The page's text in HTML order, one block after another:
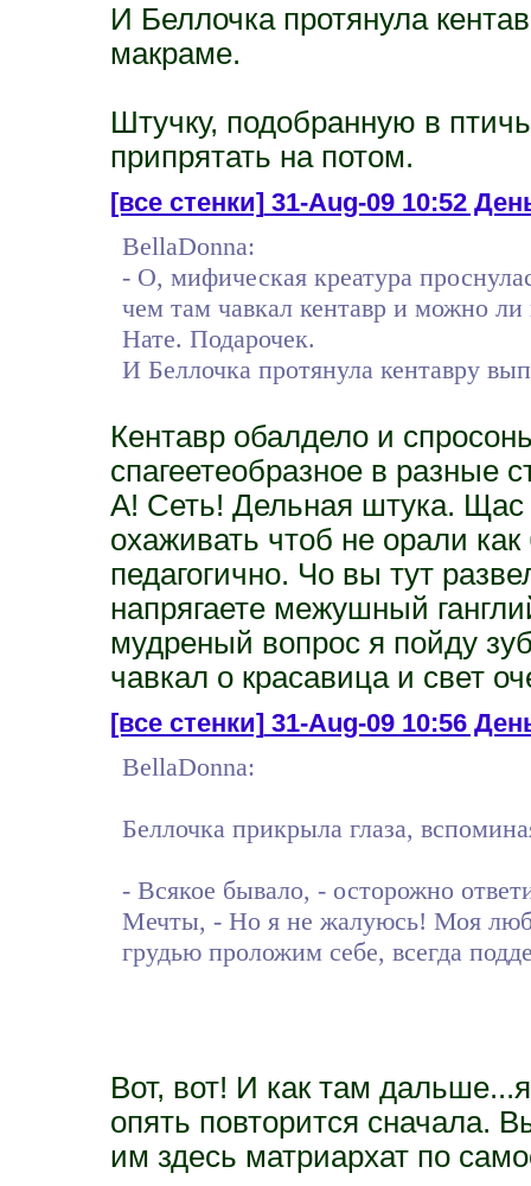
И Беллочка протянула
макраме.
Штучку, подобранную в
припрятать на потом.
[все стенки]31-Aug-09 10:52
BellaDonna:
- О, мифическая креатура
чем там чавкал кентавр и можно
Нате. Подарочек.
И Беллочка протянула кентавру
Кентавр обалдело и
спагеетеобразное в разные
А! Сеть! Дельная штука. Щас
охаживать чтоб не орали
педагогично. Чо вы тут
напрягаете межушный
мудреный вопрос я пойду
чавкал о красавица и свет
[все стенки]31-Aug-09 10:56
BellaDonna:
Беллочка прикрыла глаза,
- Всякое бывало, - осторожно
Мечты, - Но я не жалуюсь! Моя
грудью проложим себе, всегда
Вот, вот! И как там
опять повторится сначала.
им здесь матриархат по